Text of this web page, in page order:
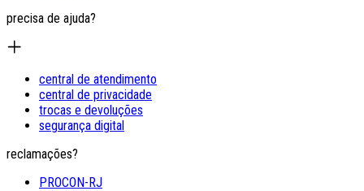
precisa de ajuda?
central de atendimento
central de privacidade
trocas e devoluções
segurança digital
reclamações?
PROCON-RJ